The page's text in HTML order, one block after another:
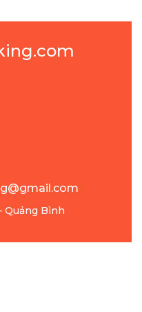
Quảng Bình